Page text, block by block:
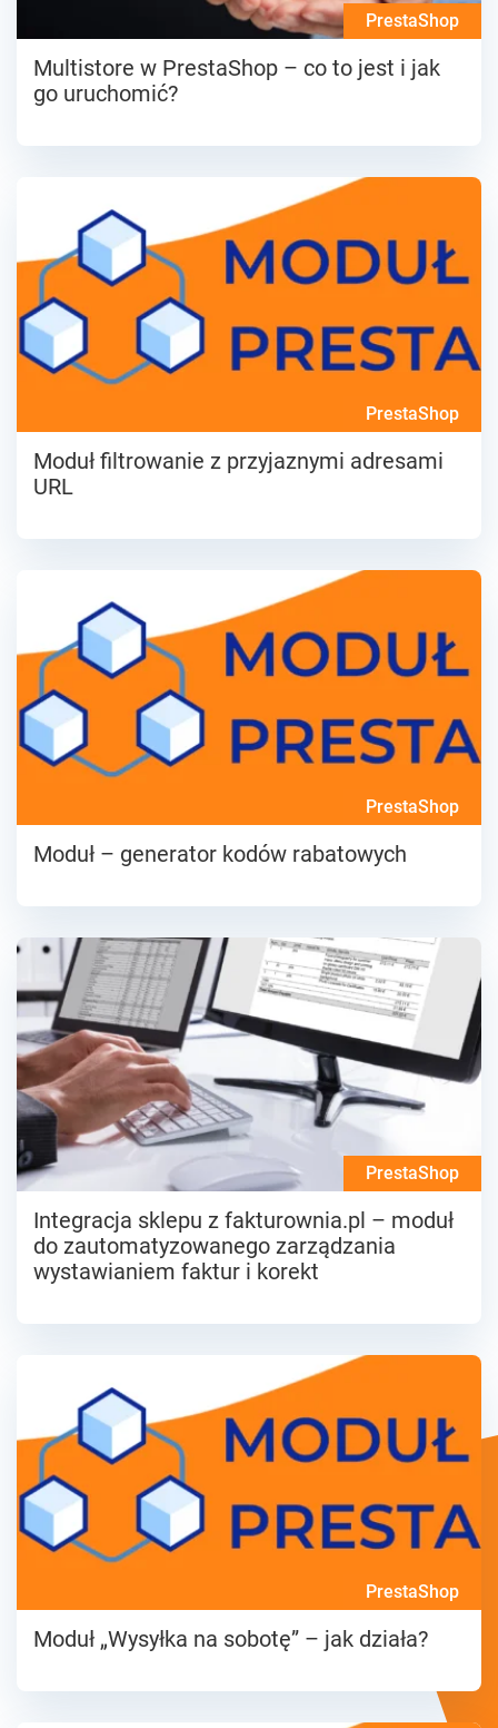
PrestaShop
Multistore w PrestaShop – co to jest i jak
go uruchomić?
PrestaShop
Moduł filtrowanie z przyjaznymi adresami
URL
PrestaShop
Moduł – generator kodów rabatowych
PrestaShop
Integracja sklepu z fakturownia.pl – moduł
do zautomatyzowanego zarządzania
wystawianiem faktur i korekt
PrestaShop
Moduł „Wysyłka na sobotę” – jak działa?